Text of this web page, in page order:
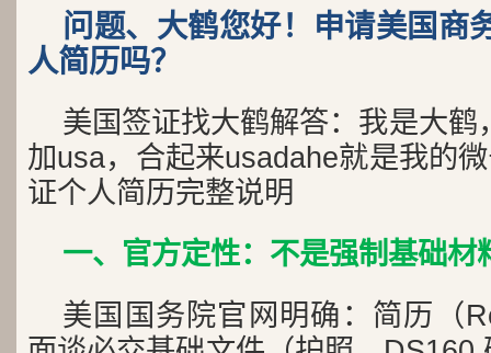
问题、大鹤您好！申请美国商
人简历吗？
美国签证找大鹤解答：我是大鹤
加usa，合起来usadahe就是我的
证个人简历完整说明
一、官方定性：不是强制基础材
美国国务院官网明确：简历（